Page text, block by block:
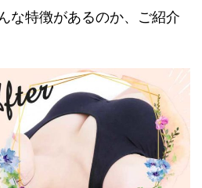
な特徴があるのか、ご紹介